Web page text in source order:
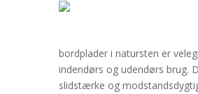
bordplader i natursten er
indendørs og udendørs brug.
slidstærke og